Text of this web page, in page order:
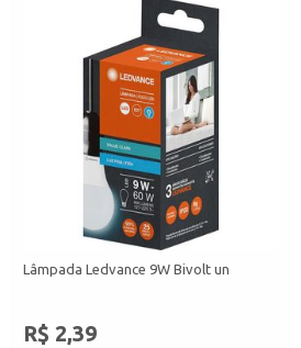
Lâmpada Ledvance 9W Bivolt un
R$ 2,39